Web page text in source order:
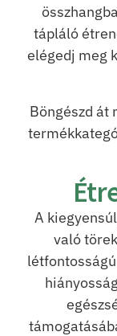
tápláló
elégedj meg
Böngészd át
A
való